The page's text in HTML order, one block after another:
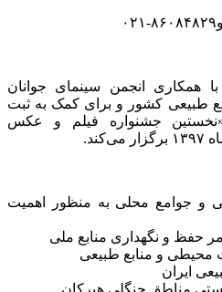
همکاری انجمن سینمای جوانان
طبیعی کشور و برای کمک به ثبت
جشنواره فیلم و عکس
و جوامع محلی به منظور اهمیت
حفظ و نگهداری منابع ملی
محیطی و منابع طبیعی
ایران